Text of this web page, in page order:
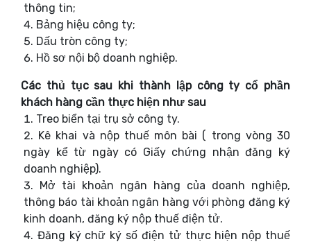
thông tin;
Bảng hiệu công ty;
Dấu tròn công ty;
Hồ sơ nội bộ doanh nghiệp.
Các thủ tục sau khi thành lập công ty cổ phần
khách hàng cần thực hiện như sau
Treo biển tại trụ sở công ty.
Kê khai và nộp thuế môn bài ( trong vòng 30
ngày kể từ ngày có Giấy chứng nhận đăng ký
doanh nghiệp).
Mở tài khoản ngân hàng của doanh nghiệp,
thông báo tài khoản ngân hàng với phòng đăng ký
kinh doanh, đăng ký nộp thuế điện tử.
Đăng ký chữ ký số điện tử thực hiện nộp thuế